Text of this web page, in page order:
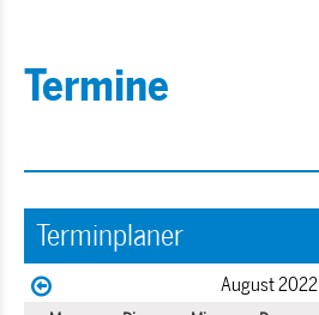
Termine
Terminplaner
August 2022